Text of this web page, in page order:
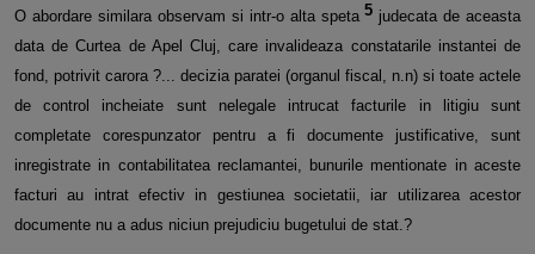
O abordare similara observam si intr-o alta speta 5 judecata de aceasta
data de Curtea de Apel Cluj, care invalideaza constatarile instantei de
fond, potrivit carora ?... decizia paratei (organul fiscal, n.n) si toate actele
de control incheiate sunt nelegale intrucat facturile in litigiu sunt
completate corespunzator pentru a fi documente justificative, sunt
inregistrate in contabilitatea reclamantei, bunurile mentionate in aceste
facturi au intrat efectiv in gestiunea societatii, iar utilizarea acestor
documente nu a adus niciun prejudiciu bugetului de stat.?